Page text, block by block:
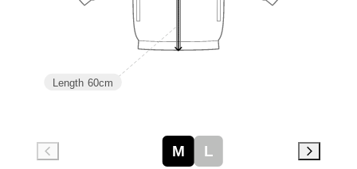
Length 60cm
M L